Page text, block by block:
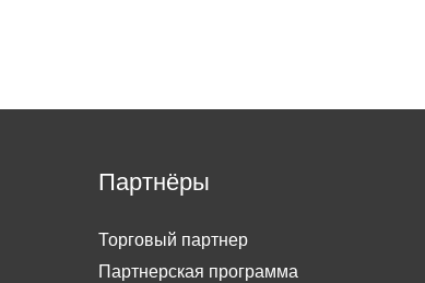
Партнёры
Торговый партнер
Партнерская программа